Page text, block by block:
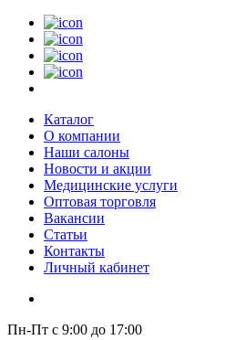
Каталог
О компании
Наши салоны
Новости и акции
Медицинские услуги
Оптовая торговля
Вакансии
Статьи
Контакты
Личный кабинет
Пн-Пт с 9:00 до 17:00